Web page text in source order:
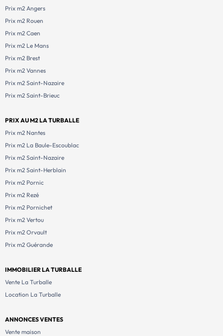
Prix m2 Angers
Prix m2 Rouen
Prix m2 Caen
Prix m2 Le Mans
Prix m2 Brest
Prix m2 Vannes
Prix m2 Saint-Nazaire
Prix m2 Saint-Brieuc
PRIX AU M2 LA TURBALLE
Prix m2 Nantes
Prix m2 La Baule-Escoublac
Prix m2 Saint-Nazaire
Prix m2 Saint-Herblain
Prix m2 Pornic
Prix m2 Rezé
Prix m2 Pornichet
Prix m2 Vertou
Prix m2 Orvault
Prix m2 Guérande
IMMOBILIER LA TURBALLE
Vente La Turballe
Location La Turballe
ANNONCES VENTES
Vente maison